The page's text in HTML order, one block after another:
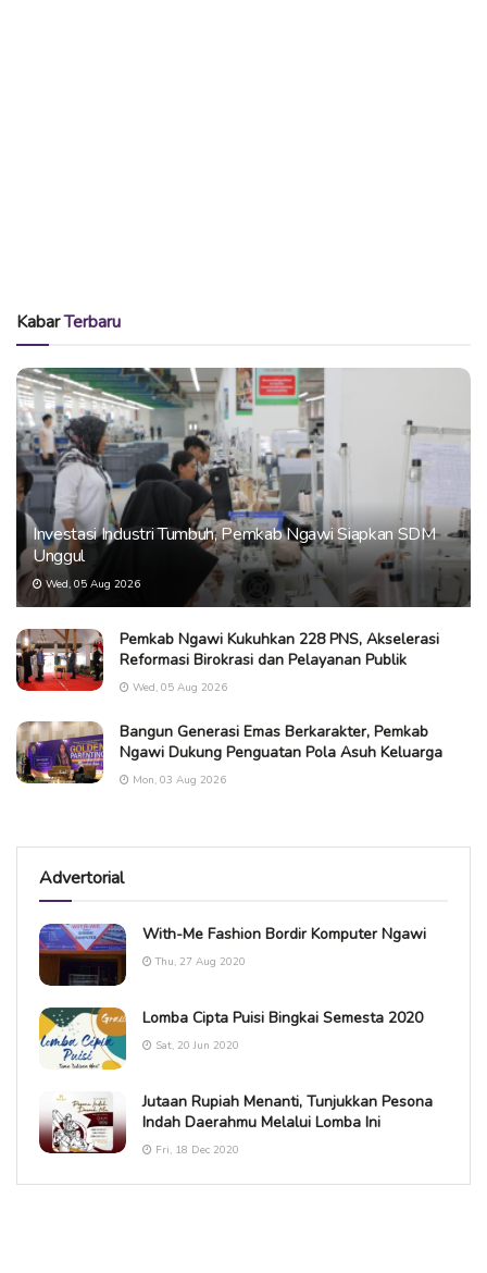
KabarTerbaru
Investasi Industri Tumbuh, Pemkab Ngawi Siapkan SDM
Unggul
Wed, 05 Aug 2026
Pemkab Ngawi Kukuhkan 228 PNS, Akselerasi
Reformasi Birokrasi dan Pelayanan Publik
Wed, 05 Aug 2026
Bangun Generasi Emas Berkarakter, Pemkab
Ngawi Dukung Penguatan Pola Asuh Keluarga
Mon, 03 Aug 2026
Advertorial
With-Me Fashion Bordir Komputer Ngawi
Thu, 27 Aug 2020
Lomba Cipta Puisi Bingkai Semesta 2020
Sat, 20 Jun 2020
Jutaan Rupiah Menanti, Tunjukkan Pesona
Indah Daerahmu Melalui Lomba Ini
Fri, 18 Dec 2020